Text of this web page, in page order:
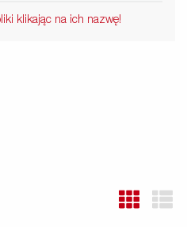
klikając na ich nazwę!